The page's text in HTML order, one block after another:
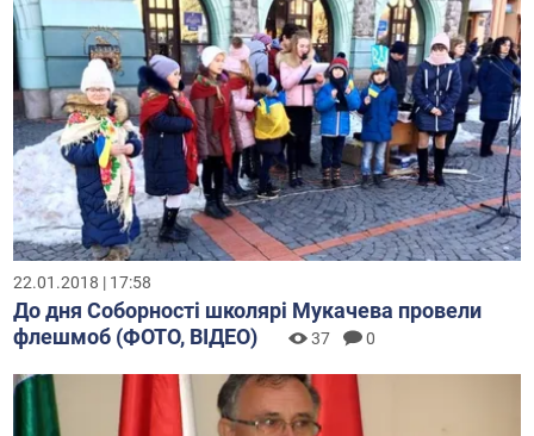
22.01.2018 | 17:58
До дня Соборності школярі Мукачева провели
флешмоб (ФОТО, ВІДЕО)
37 0